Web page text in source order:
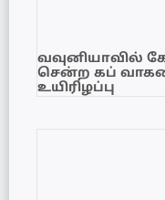
வவுனியாவில்
சென்ற கப்
உயிரிழப்பு